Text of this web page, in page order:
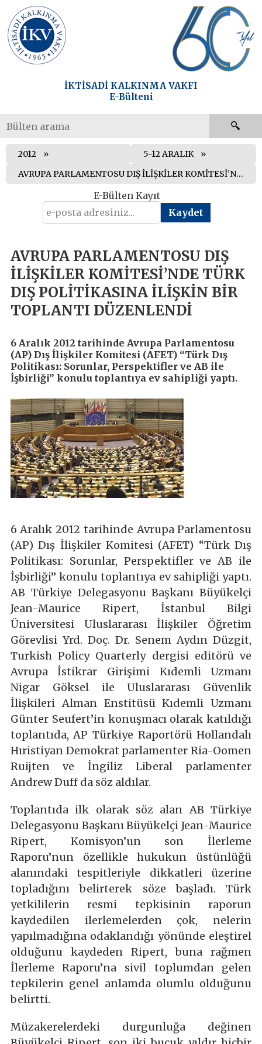
İKTİSADİ KALKINMA VAKFI
E-Bülteni
2012
5-12 ARALIK
AVRUPA PARLAMENTOSU DIŞ İLİŞKİLER KOMİTESİ’NDE TÜRK DIŞ POLİTİKASINA İLİŞKİN BİR TOPLANTI DÜZENLENDİ
E-Bülten Kayıt
AVRUPA PARLAMENTOSU DIŞ
İLİŞKİLER KOMİTESİ’NDE TÜRK
DIŞ POLİTİKASINA İLİŞKİN BİR
TOPLANTI DÜZENLENDİ
6 Aralık 2012 tarihinde Avrupa Parlamentosu
(AP) Dış İlişkiler Komitesi (AFET) “Türk Dış
Politikası: Sorunlar, Perspektifler ve AB ile
İşbirliği” konulu toplantıya ev sahipliği yaptı.
6 Aralık 2012 tarihinde Avrupa Parlamentosu
(AP) Dış İlişkiler Komitesi (AFET) “Türk Dış
Politikası: Sorunlar, Perspektifler ve AB ile
İşbirliği” konulu toplantıya ev sahipliği yaptı.
AB Türkiye Delegasyonu Başkanı Büyükelçi
Jean-Maurice Ripert, İstanbul Bilgi
Üniversitesi Uluslararası İlişkiler Öğretim
Görevlisi Yrd. Doç. Dr. Senem Aydın Düzgit,
Turkish Policy Quarterly dergisi editörü ve
Avrupa İstikrar Girişimi Kıdemli Uzmanı
Nigar Göksel ile Uluslararası Güvenlik
İlişkileri Alman Enstitüsü Kıdemli Uzmanı
Günter Seufert’in konuşmacı olarak katıldığı
toplantıda, AP Türkiye Raportörü Hollandalı
Hıristiyan Demokrat parlamenter Ria-Oomen
Ruijten ve İngiliz Liberal parlamenter
Andrew Duff da söz aldılar.
Toplantıda ilk olarak söz alan AB Türkiye
Delegasyonu Başkanı Büyükelçi Jean-Maurice
Ripert, Komisyon’un son İlerleme
Raporu’nun özellikle hukukun üstünlüğü
alanındaki tespitleriyle dikkatleri üzerine
topladığını belirterek söze başladı. Türk
yetkililerin resmi tepkisinin raporun
kaydedilen ilerlemelerden çok, nelerin
yapılmadığına odaklandığı yönünde eleştirel
olduğunu kaydeden Ripert, buna rağmen
İlerleme Raporu’na sivil toplumdan gelen
tepkilerin genel anlamda olumlu olduğunu
belirtti.
Müzakerelerdeki durgunluğa değinen